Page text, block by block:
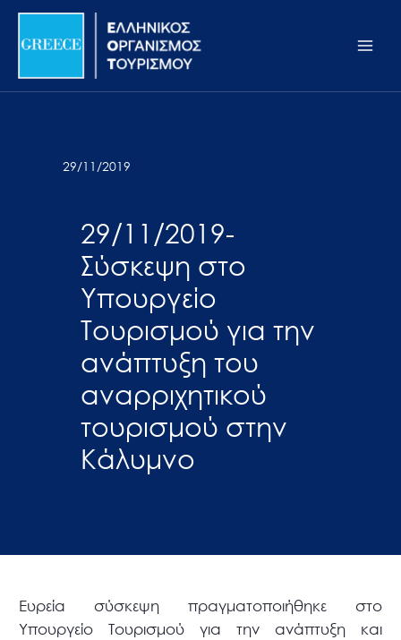
Σημείωση:
ιστότοπος
προσβασιμότητας.
Μετάβαση
περιεχόμενο
29/11/2019
29/11/2019-
Σύσκεψη στο
Υπουργείο
Τουρισμού για την
ανάπτυξη του
αναρριχητικού
τουρισμού στην
Κάλυμνο
Ευρεία σύσκεψη πραγματοποιήθηκε στο
Υπουργείο Τουρισμού για την ανάπτυξη και